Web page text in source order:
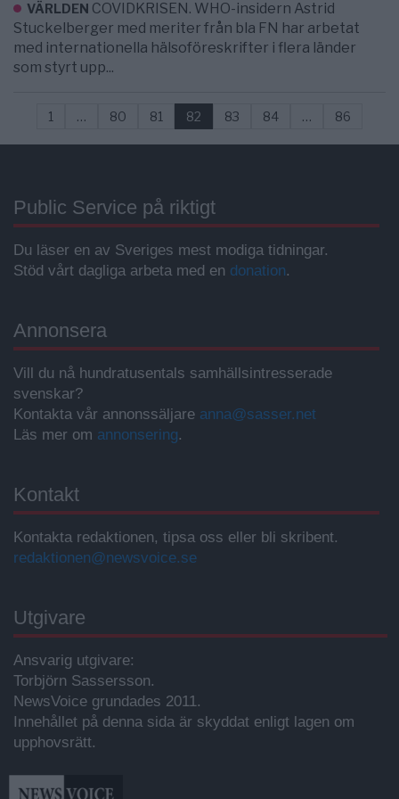
VÄRLDEN COVIDKRISEN. WHO-insidern Astrid
Stuckelberger med meriter från bla FN har arbetat
med internationella hälsoföreskrifter i flera länder
som styrt upp...
1 … 80 81 82 83 84 … 86
Public Service på riktigt
Du läser en av Sveriges mest modiga tidningar.
Stöd vårt dagliga arbeta med en donation.
Annonsera
Vill du nå hundratusentals samhällsintresserade
svenskar?
Kontakta vår annonssäljare anna@sasser.net
Läs mer om annonsering.
Kontakt
Kontakta redaktionen, tipsa oss eller bli skribent.
redaktionen@newsvoice.se
Utgivare
Ansvarig utgivare:
Torbjörn Sassersson.
NewsVoice grundades 2011.
Innehållet på denna sida är skyddat enligt lagen om
upphovsrätt.